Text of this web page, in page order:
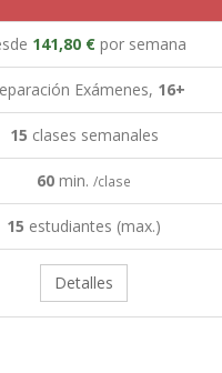
141,80 € por semana
Exámenes, 16+
15 clases semanales
60 min./clase
15 estudiantes (max.)
Detalles